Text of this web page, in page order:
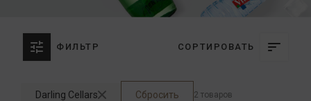
ФИЛЬТР СОРТИРОВАТЬ
Darling Cellars Сбросить 2 товаров